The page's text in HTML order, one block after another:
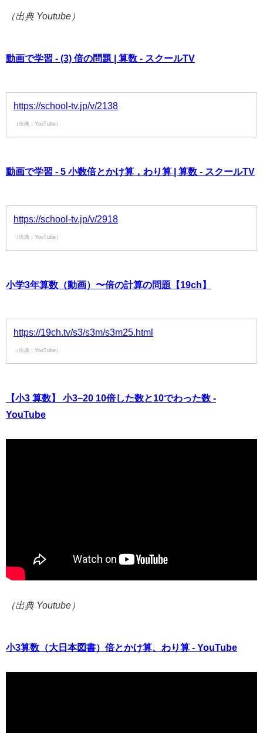
（出典 Youtube）
動画で学習 - (3) 倍の問題 | 算数 - スクールTV
https://school-tv.jp/v/2138
（出典：YouTube）
動画で学習 - 5 小数倍とかけ算，わり算 | 算数 - スクールTV
https://school-tv.jp/v/2918
（出典：YouTube）
小学3年算数（動画）〜倍の計算の問題【19ch】
https://19ch.tv/s3/s3m/s3m25.html
（出典：YouTube）
【小3 算数】 小3−20 10倍した数と10でわった数 -
YouTube
（出典 Youtube）
小3算数（大日本図書）倍とかけ算、わり算 - YouTube